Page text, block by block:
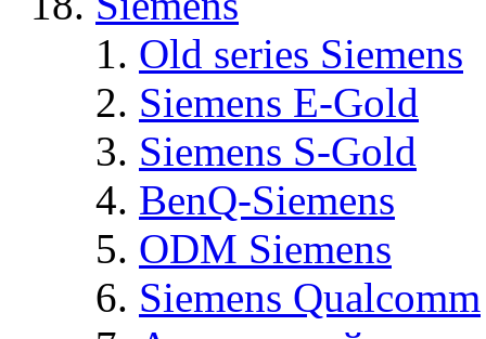
Old series Siemens
Siemens E-Gold
Siemens S-Gold
BenQ-Siemens
ODM Siemens
Siemens Qualcomm